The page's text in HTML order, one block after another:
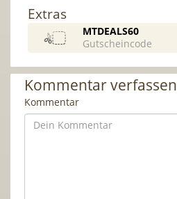
Extras
MTDEALS60
Gutscheincode
Kommentar verfassen
Kommentar